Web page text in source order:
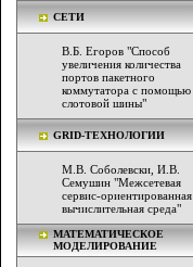
СЕТИ
В.Б. Егоров "Способ
увеличения количества
портов пакетного
коммутатора с помощью
слотовой шины"
GRID-ТЕХНОЛОГИИ
М.В. Соболевски, И.В.
Семушин "Межсетевая
сервис-ориентированная
вычислительная среда"
МАТЕМАТИЧЕСКОЕ
МОДЕЛИРОВАНИЕ